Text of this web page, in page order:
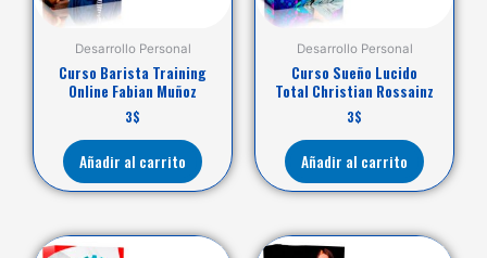
Desarrollo Personal
Curso Barista Training
Online Fabian Muñoz
3$
Añadir al carrito
Desarrollo Personal
Curso Sueño Lucido
Total Christian Rossainz
3$
Añadir al carrito